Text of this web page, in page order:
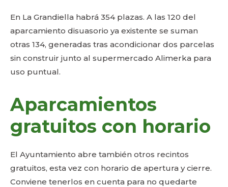
En La Grandiella habrá 354 plazas. A las 120 del
aparcamiento disuasorio ya existente se suman
otras 134, generadas tras acondicionar dos parcelas
sin construir junto al supermercado Alimerka para
uso puntual.
Aparcamientos
gratuitos con horario
El Ayuntamiento abre también otros recintos
gratuitos, esta vez con horario de apertura y cierre.
Conviene tenerlos en cuenta para no quedarte